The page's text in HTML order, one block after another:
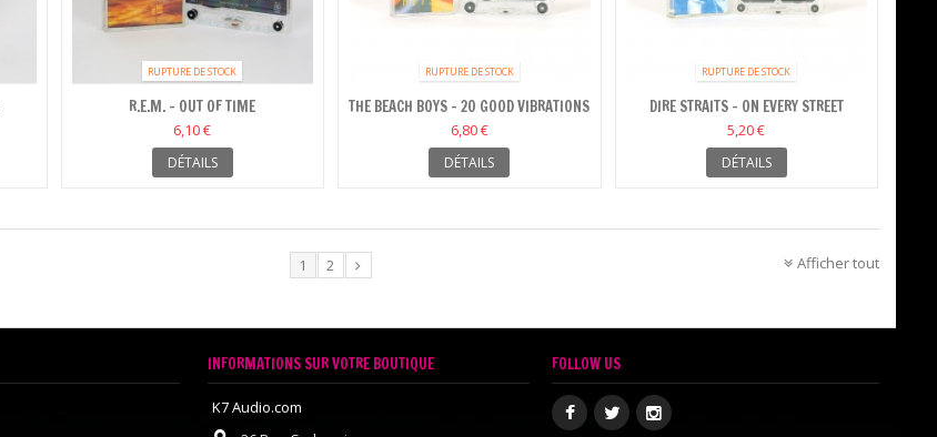
RUPTURE DE STOCK
R.E.M. - OUT OF TIME
6,10 €
DÉTAILS
RUPTURE DE STOCK
THE BEACH BOYS - 20 GOOD VIBRATIONS
- VOL1
6,80 €
DÉTAILS
RUPTURE DE STOCK
DIRE STRAITS - ON EVERY STREET
5,20 €
DÉTAILS
Afficher tout
1 2
INFORMATIONS SUR VOTRE BOUTIQUE
K7 Audio.com
FOLLOW US